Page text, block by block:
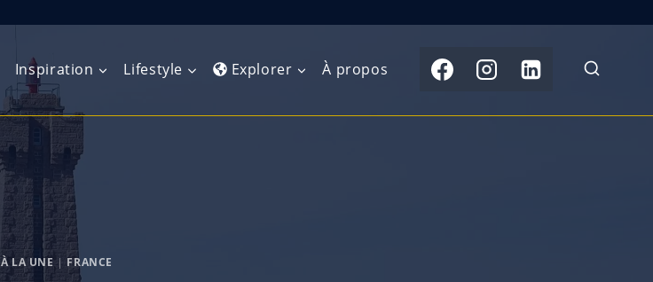
Inspiration Lifestyle Explorer
Amérique du Nord
Amérique centrale
Antilles et Caraïbes
À propos
À LA UNE | FRANCE